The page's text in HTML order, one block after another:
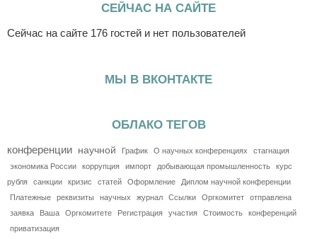
СЕЙЧАС НА САЙТЕ
Сейчас на сайте 176 гостей и нет пользователей
МЫ В ВКОНТАКТЕ
ОБЛАКО ТЕГОВ
конференции научной График О научных конференциях
стагнация
экономика России
коррупция импорт добывающая промышленность
курс
рубля
санкции кризис статей Оформление
Диплом научной конференции
Платежные
реквизиты научных журнал Ссылки Оргкомитет
отправлена
заявка
Ваша Оргкомитете Регистрация участия Стоимость
конференций
приватизация